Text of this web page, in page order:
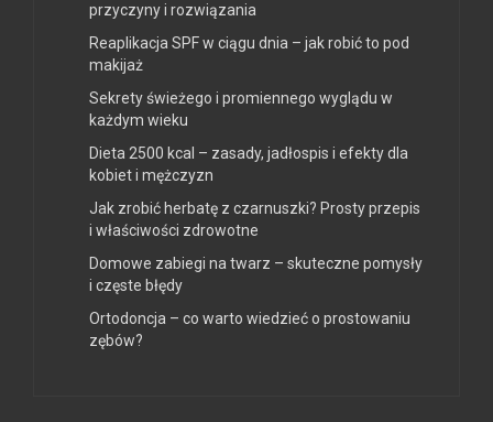
przyczyny i rozwiązania
Reaplikacja SPF w ciągu dnia – jak robić to pod
makijaż
Sekrety świeżego i promiennego wyglądu w
każdym wieku
Dieta 2500 kcal – zasady, jadłospis i efekty dla
kobiet i mężczyzn
Jak zrobić herbatę z czarnuszki? Prosty przepis
i właściwości zdrowotne
Domowe zabiegi na twarz – skuteczne pomysły
i częste błędy
Ortodoncja – co warto wiedzieć o prostowaniu
zębów?